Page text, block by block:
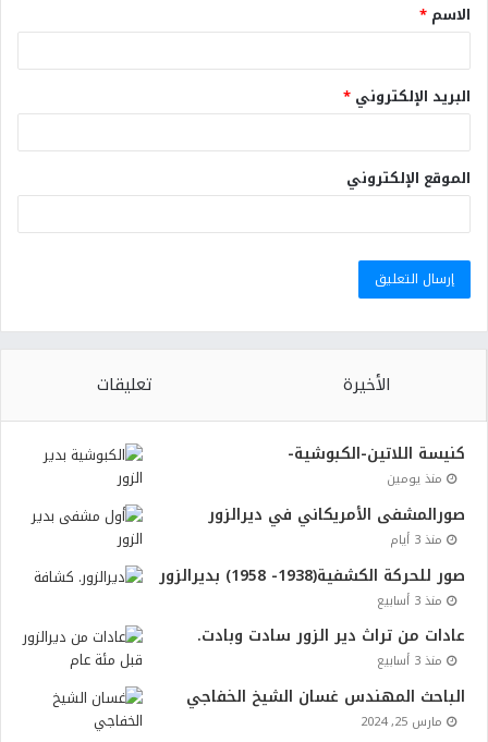
الاسم *
البريد الإلكتروني *
الموقع الإلكتروني
الأخيرة تعليقات
كنيسة اللاتين-الكبوشية-
منذ يومين
صورالمشفى الأمريكاني في ديرالزور
منذ 3 أيام
صور للحركة الكشفية(1938- 1958) بديرالزور
منذ 3 أسابيع
عادات من تراث دير الزور سادت وبادت.
منذ 3 أسابيع
الباحث المهندس غسان الشيخ الخفاجي
مارس 25, 2024